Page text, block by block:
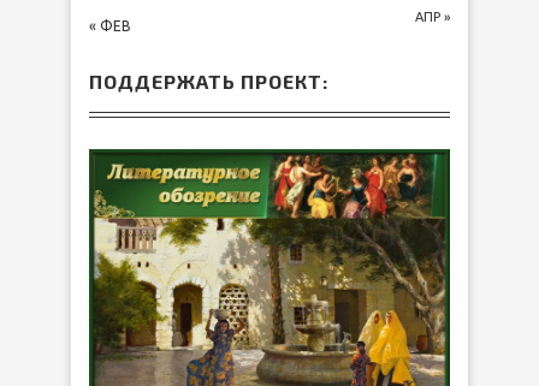
« ФЕВ
АПР »
ПОДДЕРЖАТЬ ПРОЕКТ: